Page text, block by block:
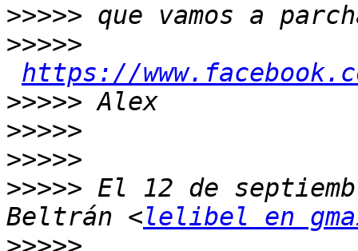
>>>>>
>>>>>
https://
>>>>>
>>>>>
>>>>>
>>>>> El 12 de
Beltrán <lelibel en